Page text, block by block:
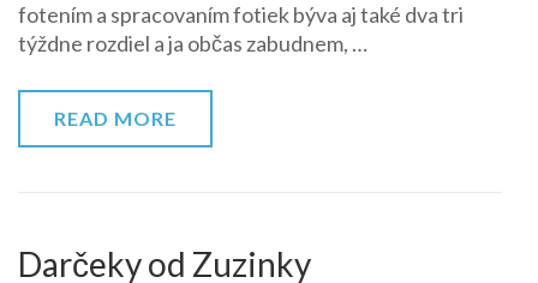
fotením a spracovaním fotiek býva aj také dva tri
týždne rozdiel a ja občas zabudnem, …
READ MORE
Darčeky od Zuzinky